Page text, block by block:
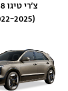
צ'רי טיגו 8 פרו
(2022-2025)